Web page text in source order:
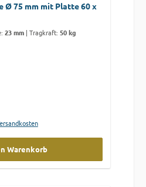
Ø 75 mm mit Platte 60 x
23 mm | Tragkraft: 50 kg
Warenkorb